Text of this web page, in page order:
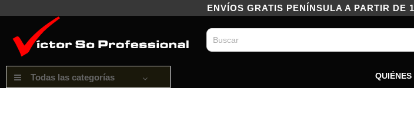
ENVÍOS GRATIS PENÍNSULA A PARTIR
Todas las categorías